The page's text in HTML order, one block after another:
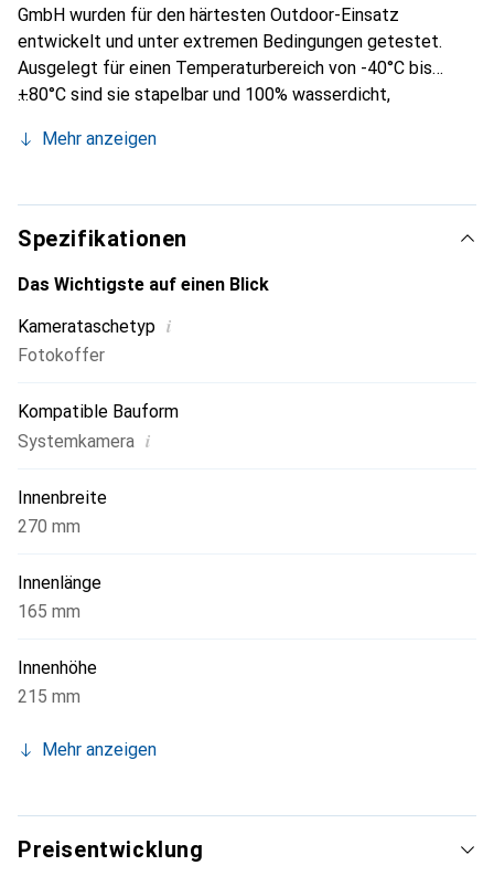
GmbH wurden für den härtesten Outdoor-Einsatz
entwickelt und unter extremen Bedingungen getestet.
Ausgelegt für einen Temperaturbereich von -40°C bis
+80°C sind sie stapelbar und 100% wasserdicht,
Sicherheit Ihrer Ausrüstung im Koffer sorgt standardmäßig
Eigenschaften im Detail: - Würfelförmig vorgestanzter
Schaumstoffeinsatz - Koffer aus schlagfestem
Polypropylen (PP) - Superstabil und stapelbar - Staub- und
wasserdicht - Temperaturstabil von -40 ° C bis +80 ° C -
Mehr anzeigen
Spezifikationen
Das Wichtigste auf einen Blick
Kamerataschetyp i
Fotokoffer
Kompatible Bauform
Systemkamera i
Innenbreite
270 mm
Innenlänge
165 mm
Innenhöhe
215 mm
Mehr anzeigen
Preisentwicklung